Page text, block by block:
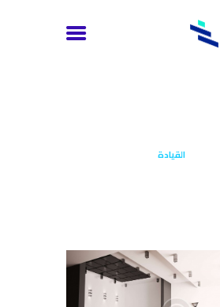
القيادة
الرئيسية